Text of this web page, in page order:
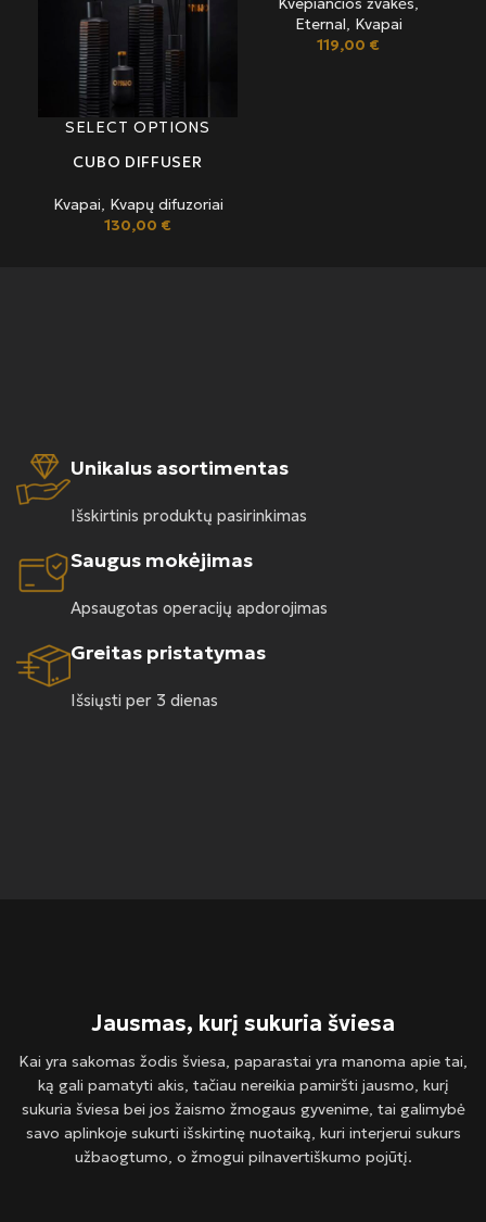
SELECT OPTIONS
CUBO DIFFUSER
Kvapai, Kvapų difuzoriai
130,00 €
Eternal, Kvapai
119,00 €
Unikalus asortimentas
Išskirtinis produktų pasirinkimas
Saugus mokėjimas
Apsaugotas operacijų apdorojimas
Greitas pristatymas
Išsiųsti per 3 dienas
Jausmas, kurį sukuria šviesa
Kai yra sakomas žodis šviesa, paparastai yra manoma apie tai,
ką gali pamatyti akis, tačiau nereikia pamiršti jausmo, kurį
sukuria šviesa bei jos žaismo žmogaus gyvenime, tai galimybė
savo aplinkoje sukurti išskirtinę nuotaiką, kuri interjerui sukurs
užbaogtumo, o žmogui pilnavertiškumo pojūtį.